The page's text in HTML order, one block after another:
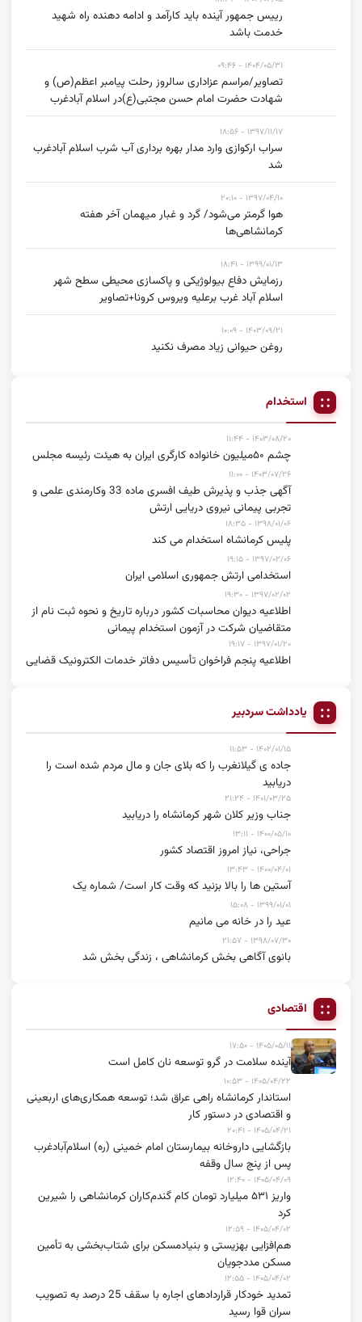
رییس جمهور آینده باید کارآمد و ادامه دهنده راه شهید
خدمت باشد
۱۴۰۴/۰۵/۳۱ - ۰۹:۴۶
تصاویر/مراسم عزاداری سالروز رحلت پیامبر اعظم(ص) و
شهادت حضرت امام حسن مجتبی(ع)در اسلام آبادغرب
۱۳۹۷/۱۱/۱۷ - ۱۸:۵۶
سراب ارکوازی وارد مدار بهره برداری آب شرب اسلام آبادغرب
شد
۱۳۹۷/۰۴/۱۰ - ۲۰:۱۰
هوا گرمتر می‌شود/ گرد و غبار میهمان آخر هفته
کرمانشاهی‌ها
۱۳۹۹/۰۱/۱۳ - ۱۸:۴۱
رزمایش دفاع بیولوژیکی و پاکسازی محیطی سطح شهر
اسلام آباد غرب برعلیه ویروس کرونا+تصاویر
۱۴۰۳/۰۹/۲۱ - ۱۰:۰۹
روغن حیوانی زیاد مصرف نکنید
استخدام
۱۴۰۳/۰۸/۲۰ - ۱۱:۴۴
چشم ۵۰میلیون خانواده کارگری ایران به هیئت رئیسه مجلس
۱۴۰۳/۰۷/۲۶ - ۱۱:۰۰
آگهی جذب و پذیرش طیف افسری ماده 33 وکارمندی علمی و
تجربی پیمانی نیروی دریایی ارتش
۱۳۹۸/۰۱/۰۶ - ۱۸:۳۵
پلیس کرمانشاه استخدام می کند
۱۳۹۷/۰۲/۰۶ - ۱۹:۱۵
استخدامی ارتش جمهوری اسلامی ایران
۱۳۹۷/۰۲/۰۲ - ۱۹:۳۰
اطلاعیه دیوان محاسبات کشور درباره تاریخ و نحوه ثبت نام از
متقاضیان شرکت در آزمون استخدام پیمانی
۱۳۹۷/۰۱/۲۰ - ۱۹:۱۷
اطلاعیه پنجم فراخوان تأسیس دفاتر خدمات الکترونیک قضایی
یادداشت سردبیر
۱۴۰۲/۰۱/۱۵ - ۱۱:۵۳
جاده ی گیلانغرب را که بلای جان و مال مردم شده است را
دریابید
۱۴۰۱/۰۳/۲۵ - ۲۱:۲۴
جناب وزیر کلان شهر کرمانشاه را دریابید
۱۴۰۰/۰۵/۱۰ - ۱۳:۱۱
جراحی، نیاز امروز اقتصاد کشور
۱۴۰۰/۰۴/۰۱ - ۱۳:۴۳
آستین ها را بالا بزنید که وقت کار است/ شماره یک
۱۳۹۹/۰۱/۰۱ - ۱۵:۰۸
عید را در خانه می مانیم
۱۳۹۸/۰۷/۳۰ - ۲۱:۵۷
بانوی آگاهی بخش کرمانشاهی ، زندگی بخش شد
اقتصادی
۱۴۰۵/۰۵/۱۱ - ۱۷:۵۰
آینده سلامت در گرو توسعه نان کامل است
۱۴۰۵/۰۴/۲۲ - ۱۰:۵۳
استاندار کرمانشاه راهی عراق شد؛ توسعه همکاری‌های اربعینی
و اقتصادی در دستور کار
۱۴۰۵/۰۴/۲۱ - ۲۰:۴۱
بازگشایی داروخانه بیمارستان امام خمینی (ره) اسلام‌آبادغرب
پس از پنج سال وقفه
۱۴۰۵/۰۴/۰۹ - ۱۲:۴۰
واریز ۵۳۱ میلیارد تومان کام گندم‌کاران کرمانشاهی را شیرین
کرد
۱۴۰۵/۰۴/۰۲ - ۱۲:۵۹
هم‌افزایی بهزیستی و بنیادمسکن برای شتاب‌بخشی به تأمین
مسکن مددجویان
۱۴۰۵/۰۴/۰۲ - ۱۲:۵۵
تمدید خودکار قراردادهای اجاره با سقف 25 درصد به تصویب
سران قوا رسید